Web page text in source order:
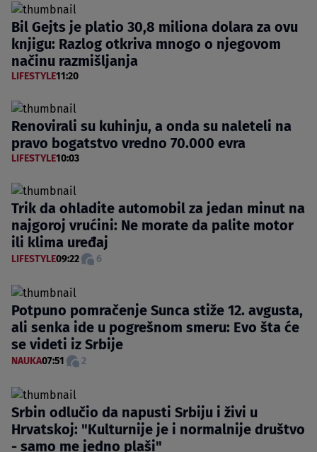
Bil Gejts je platio 30,8 miliona dolara za ovu
knjigu: Razlog otkriva mnogo o njegovom
načinu razmišljanja
LIFESTYLE11:20
Renovirali su kuhinju, a onda su naleteli na
pravo bogatstvo vredno 70.000 evra
LIFESTYLE10:03
Trik da ohladite automobil za jedan minut na
najgoroj vrućini: Ne morate da palite motor
ili klima uređaj
LIFESTYLE09:22 6
Potpuno pomračenje Sunca stiže 12. avgusta,
ali senka ide u pogrešnom smeru: Evo šta će
se videti iz Srbije
NAUKA07:51 2
Srbin odlučio da napusti Srbiju i živi u
Hrvatskoj: "Kulturnije je i normalnije društvo
- samo me jedno plaši"